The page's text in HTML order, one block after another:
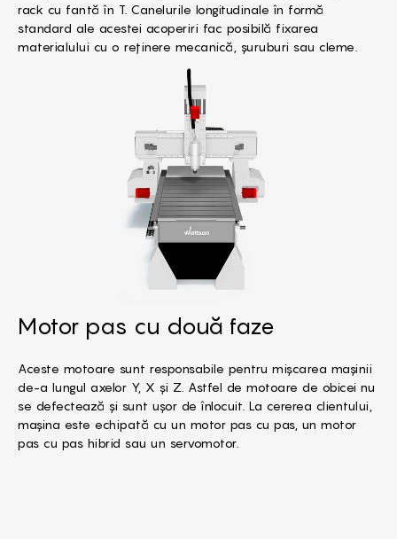
rack cu fantă în T. Canelurile longitudinale în formă
standard ale acestei acoperiri fac posibilă fixarea
materialului cu o reținere mecanică, șuruburi sau cleme.
Motor pas cu două faze
Aceste motoare sunt responsabile pentru mișcarea mașinii
de-a lungul axelor Y, X și Z. Astfel de motoare de obicei nu
se defectează și sunt ușor de înlocuit. La cererea clientului,
mașina este echipată cu un motor pas cu pas, un motor
pas cu pas hibrid sau un servomotor.